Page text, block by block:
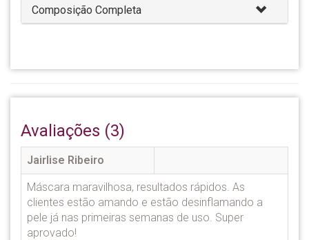
Composição Completa
Avaliações (3)
Jairlise Ribeiro
Máscara maravilhosa, resultados rápidos. As
clientes estão amando e estão desinflamando a
pele já nas primeiras semanas de uso. Super
aprovado!